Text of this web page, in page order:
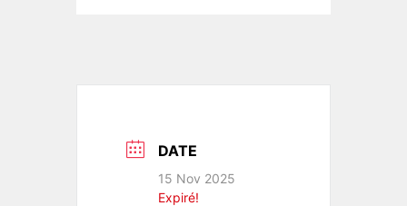
DATE
15 Nov 2025
Expiré!